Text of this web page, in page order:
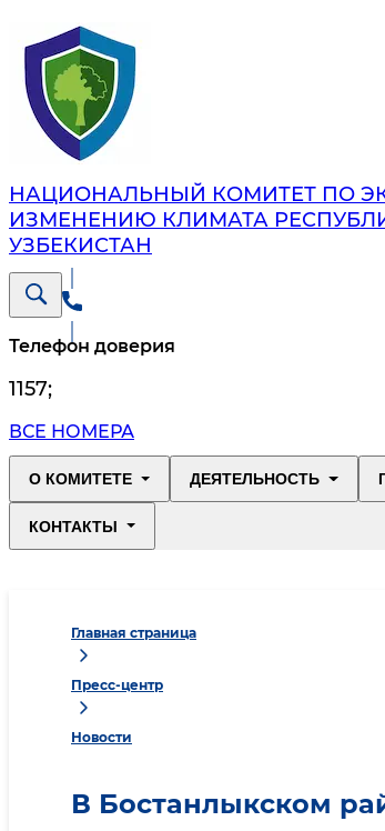
НАЦИОНАЛЬНЫЙ КОМИТЕТ ПО
ИЗМЕНЕНИЮ КЛИМАТА
УЗБЕКИСТАН
Телефон доверия
1157;
ВСЕ НОМЕРА
О КОМИТЕТЕ ДЕЯТЕЛЬНОСТЬ
КОНТАКТЫ
Главная страница
Пресс-центр
Новости
В Бостанлыкском